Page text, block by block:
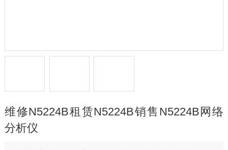
维修N5224B租赁N5224B销售N5224B网络
分析仪